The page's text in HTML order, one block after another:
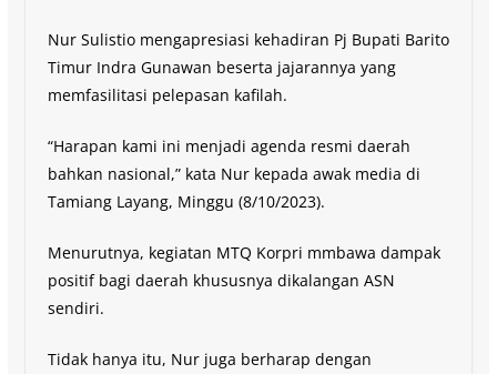
Nur Sulistio mengapresiasi kehadiran Pj Bupati Barito
Timur Indra Gunawan beserta jajarannya yang
memfasilitasi pelepasan kafilah.
“Harapan kami ini menjadi agenda resmi daerah
bahkan nasional,” kata Nur kepada awak media di
Tamiang Layang, Minggu (8/10/2023).
Menurutnya, kegiatan MTQ Korpri mmbawa dampak
positif bagi daerah khususnya dikalangan ASN
sendiri.
Tidak hanya itu, Nur juga berharap dengan